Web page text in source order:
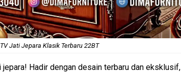
Jati Jepara Klasik Terbaru 22BT
Hadir dengan desain terbaru dan eksklusif,